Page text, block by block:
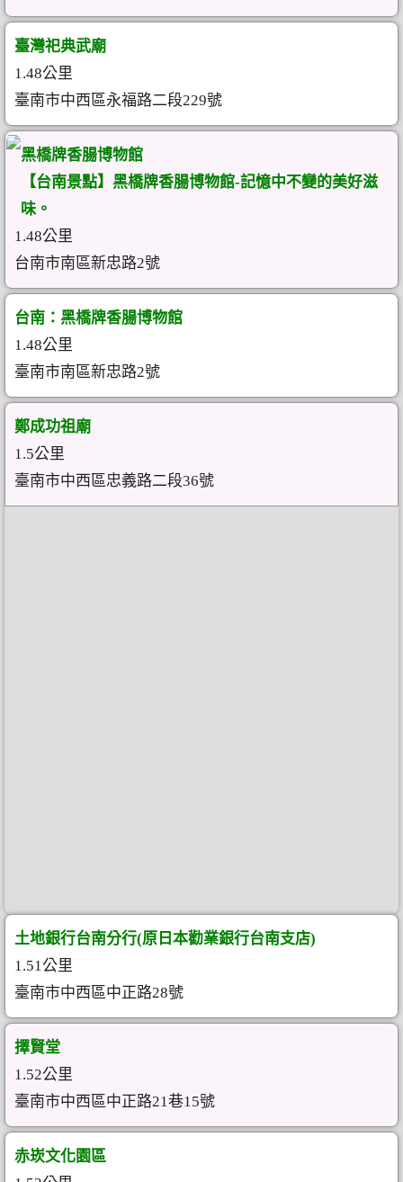
臺灣祀典武廟
1.48公里
臺南市中西區永福路二段229號
黑橋牌香腸博物館
【台南景點】黑橋牌香腸博物館-記憶中不變的美好滋
味。
1.48公里
台南市南區新忠路2號
台南：黑橋牌香腸博物館
1.48公里
臺南市南區新忠路2號
鄭成功祖廟
1.5公里
臺南市中西區忠義路二段36號
土地銀行台南分行(原日本勸業銀行台南支店)
1.51公里
臺南市中西區中正路28號
擇賢堂
1.52公里
臺南市中西區中正路21巷15號
赤崁文化園區